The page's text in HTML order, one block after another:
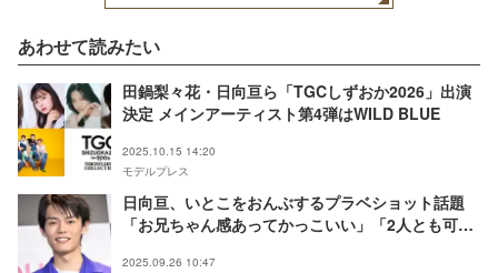
あわせて読みたい
田鍋梨々花・日向亘ら「TGCしずおか2026」出演
決定 メインアーティスト第4弾はWILD BLUE
2025.10.15 14:20
モデルプレス
日向亘、いとこをおんぶするプラベショット話題
「お兄ちゃん感あってかっこいい」「2人とも可愛
2025.09.26 10:47